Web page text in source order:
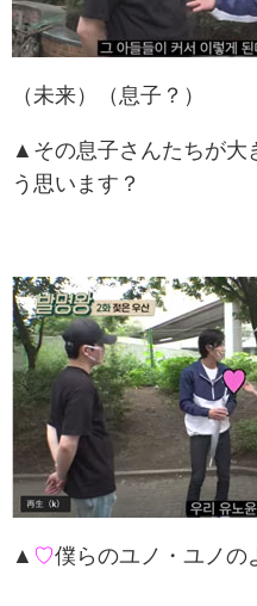
（未来）（息子？）
▲その息子さんたちが大
う思います？
▲ ♡僕らのユノ・ユノの